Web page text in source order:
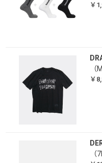
￥
（
￥